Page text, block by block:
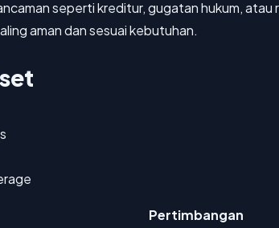
seperti kreditur, gugatan hukum, atau
aman dan sesuai kebutuhan.
Pertimbangan